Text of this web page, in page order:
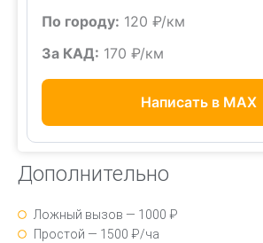
По городу: 120 ₽/км
За КАД: 170 ₽/км
Написать в MAX
Дополнительно
Ложный вызов — 1000 ₽
Простой — 1500 ₽/ча